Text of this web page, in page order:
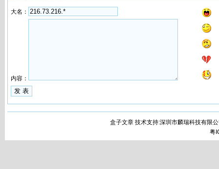
大名：
内容：
盒子文章 技术支持:深圳市麟瑞科技有限
粤